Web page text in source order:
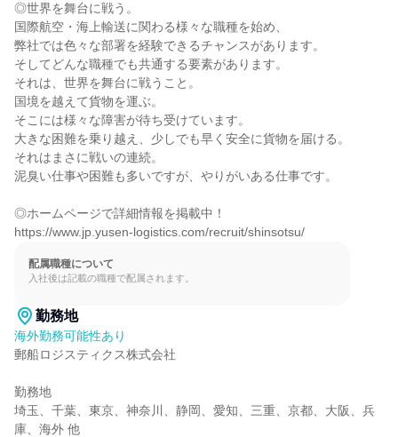
◎世界を舞台に戦う。
国際航空・海上輸送に関わる様々な職種を始め、
弊社では色々な部署を経験できるチャンスがあります。
そしてどんな職種でも共通する要素があります。
それは、世界を舞台に戦うこと。
国境を越えて貨物を運ぶ。
そこには様々な障害が待ち受けています。
大きな困難を乗り越え、少しでも早く安全に貨物を届ける。
それはまさに戦いの連続。
泥臭い仕事や困難も多いですが、やりがいある仕事です。
◎ホームページで詳細情報を掲載中！
https://www.jp.yusen-logistics.com/recruit/shinsotsu/
配属職種について
入社後は記載の職種で配属されます。
勤務地
海外勤務可能性あり
郵船ロジスティクス株式会社
勤務地
埼玉、千葉、東京、神奈川、静岡、愛知、三重、京都、大阪、兵
庫、海外 他